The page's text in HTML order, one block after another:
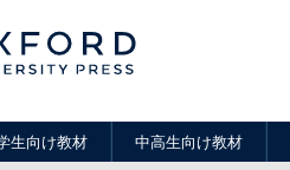
生向け教材 中高生向け教材